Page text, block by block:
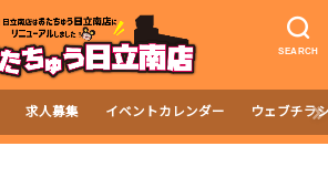
SEARCH
求人募集 イベントカレンダー ウェブチラ